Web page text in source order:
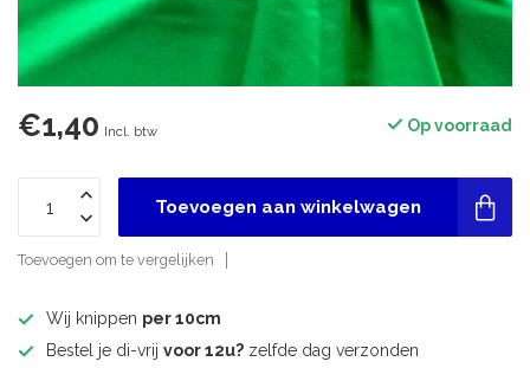
€1,40 Incl. btw Op voorraad
Toevoegen aan winkelwagen
Toevoegen om te vergelijken
Wij knippen per 10cm
Bestel je di-vrij voor 12u? zelfde dag verzonden